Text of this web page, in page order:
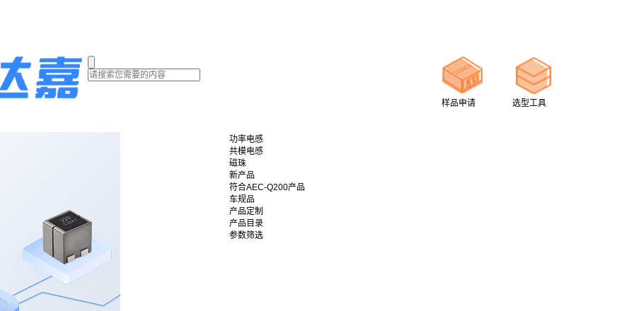
样品申请 选型工具
功率电感
共模电感
磁珠
新产品
符合AEC-Q200产品
车规品
产品定制
产品目录
参数筛选